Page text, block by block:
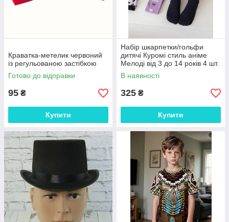
Краватка-метелик червоний
із регульованою застібкою
Готово до відправки
95 ₴
Купити
Набір шкарпетки/гольфи
дитячі Куромі стиль аніме
Мелоді від 3 до 14 років 4 шт.
В наявності
325 ₴
Купити